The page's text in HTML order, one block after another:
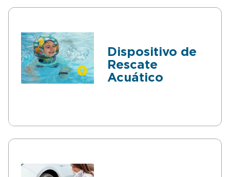
Dispositivo de
Rescate
Acuático